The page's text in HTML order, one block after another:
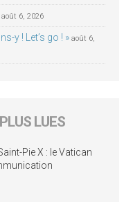
août 6, 2026
y ! Let’s go ! » août 6,
LUES
Pie X : le Vatican